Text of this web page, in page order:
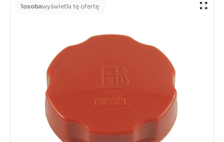
1osobawyświetla tę ofertę